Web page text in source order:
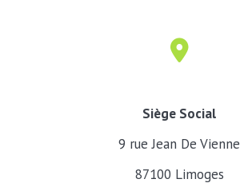
Siège Social
9 rue Jean De Vienne
87100 Limoges